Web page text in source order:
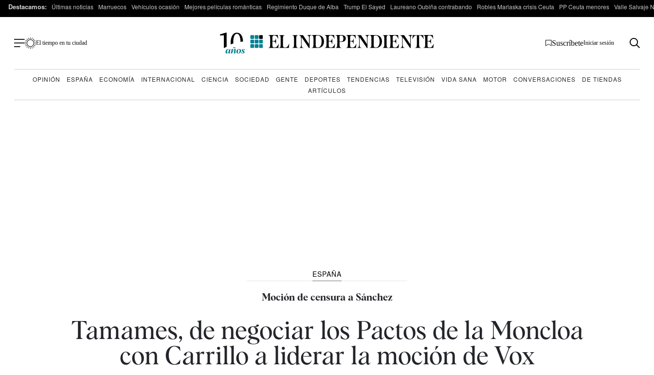
Destacamos: Últimas noticias Marruecos Vehículos ocasión Mejores películas románticas Regimiento Duque de Alba Trump El Sayed Laureano Oubiña contrabando Robles Marlaska crisis Ceuta PP Ceuta menores Valle Salvaje
El tiempo en tu ciudad SuscríbeteIniciar sesión
OPINIÓN ESPAÑA ECONOMÍA INTERNACIONAL CIENCIA SOCIEDAD GENTE DEPORTES TENDENCIAS TELEVISIÓN VIDA SANA MOTOR CONVERSACIONES
DE TIENDAS
ARTÍCULOS
ESPAÑA
Moción de censura a Sánchez
Tamames, de negociar los Pactos de la Moncloa
con Carrillo a liderar la moción de Vox